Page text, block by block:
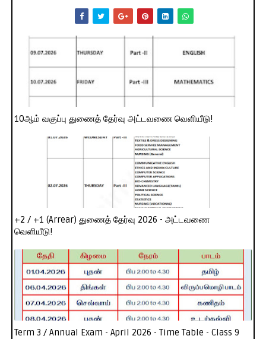
10ஆம் வகுப்பு துணைத் தேர்வு அட்டவணை வெளியீடு!
+2 / +1 (Arrear) துணைத் தேர்வு 2026 - அட்டவணை
வெளியீடு!
Term 3 / Annual Exam - April 2026 - Time Table - Class 9